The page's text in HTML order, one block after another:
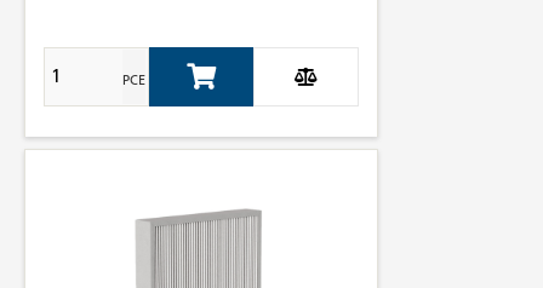
PCE Add to Cart